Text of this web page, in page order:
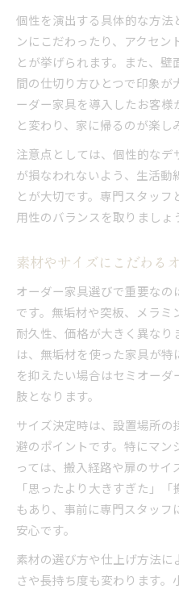
個性を演出する具体的な方法
ンにこだわったり、アクセ
とが挙げられます。また、
間の仕切り方ひとつで印象が
ーダー家具を導入したお客様
と変わり、家に帰るのが楽し
注意点としては、個性的な
が損なわれないよう、生活動
とが大切です。専門スタッ
用性のバランスを取りましょ
素材やサイズにこだわる
オーダー家具選びで重要なの
です。無垢材や突板、メラミ
耐久性、価格が大きく異な
は、無垢材を使った家具が
を抑えたい場合はセミオー
肢となります。
サイズ決定時は、設置場所
避のポイントです。特にマン
っては、搬入経路や扉のサ
「思ったより大きすぎた」
もあり、事前に専門スタッ
安心です。
素材の選び方や仕上げ方法
さや長持ち度も変わります